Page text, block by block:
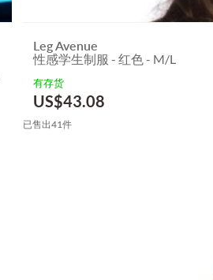
Leg Avenue
性感学生制服 - 红色 - M/L
有存货
US$43.08
已售出41件